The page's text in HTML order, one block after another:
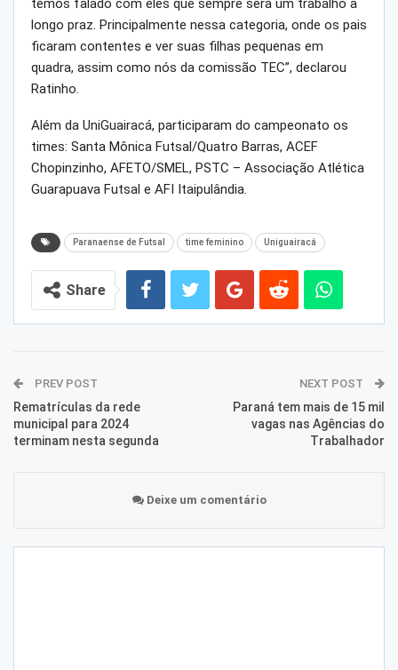
temos falado com eles que sempre será um trabalho a
longo praz. Principalmente nessa categoria, onde os pais
ficaram contentes e ver suas filhas pequenas em
quadra, assim como nós da comissão TEC”, declarou
Ratinho.
Além da UniGuairacá, participaram do campeonato os
times: Santa Mônica Futsal/Quatro Barras, ACEF
Chopinzinho, AFETO/SMEL, PSTC – Associação Atlética
Guarapuava Futsal e AFI Itaipulândia.
Paranaense de Futsal time feminino Uniguairacá
Share
PREV POST
Rematrículas da rede
municipal para 2024
terminam nesta segunda
NEXT POST
Paraná tem mais de 15 mil
vagas nas Agências do
Trabalhador
Deixe um comentário